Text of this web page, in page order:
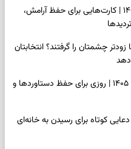
فال تاروت امروز پنجشنبه ۱۵ مرداد ۱۴۰۵ | کارت‌هایی برای حفظ آرامش،
چشمتان را گرفتند؟ انتخابتان
فال سرنوشت امروز پنجشنبه ۱۵ مرداد ۱۴۰۵ | روزی برای حفظ دستاوردها و
کوتاه برای رسیدن به خانه‌ای